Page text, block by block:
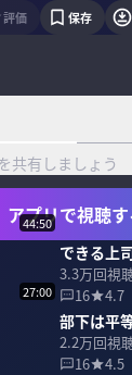
評価 保存
共有しましょう
アプリで視聴す
44:50
できる上
3.3万回視
16
4.7
27:00
部下は平
2.2万回視
16
4.5